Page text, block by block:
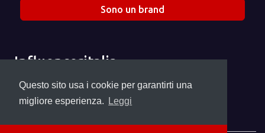
Questo sito usa i cookie per garantirti una
migliore esperienza.
Leggi
Sono un brand
Influenceritalia
Chi siamo
Seguici su Instagram